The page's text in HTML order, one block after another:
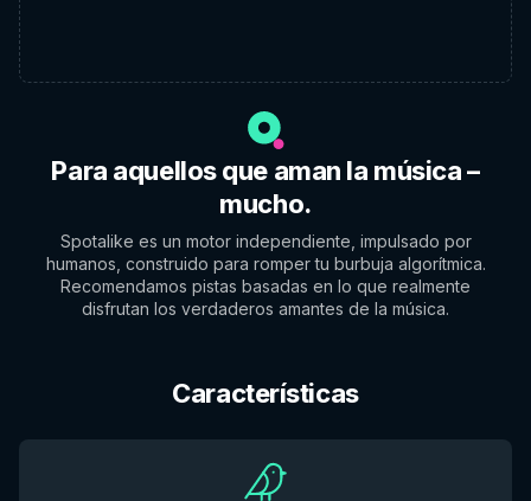
Para aquellos que aman la música –
mucho.
Spotalike es un motor independiente, impulsado por
humanos, construido para romper tu burbuja algorítmica.
Recomendamos pistas basadas en lo que realmente
disfrutan los verdaderos amantes de la música.
Características